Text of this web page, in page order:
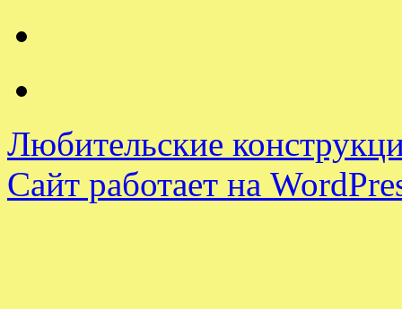
Любительские
Сайт работает на